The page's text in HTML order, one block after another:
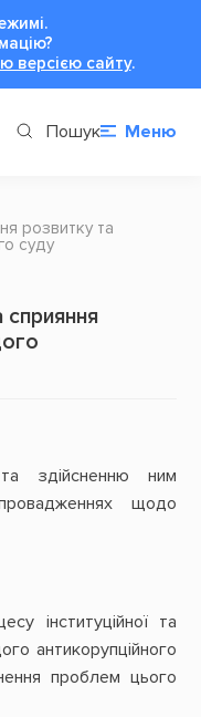
версією сайту.
Пошук Меню
розвитку та
суду
сприяння
здійсненню ним
щодо
інституційної та
антикорупційного
проблем цього